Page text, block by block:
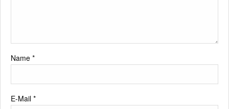
Name *
E-Mail *